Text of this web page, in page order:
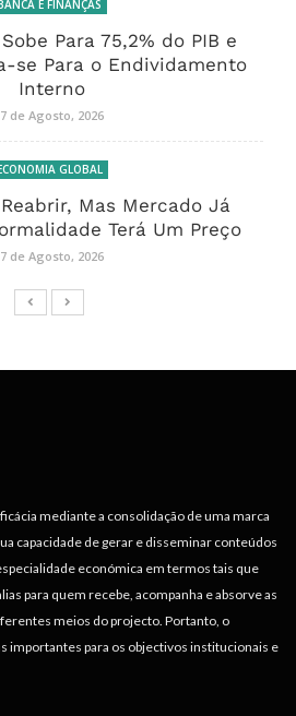
E FINANÇAS
Para 75,2% do PIB e
se Para o Endividamento
Interno
7 de Agosto, 2026
GLOBAL
Mas Mercado Já
Terá Um Preço
7 de Agosto, 2026
mediante a consolidação de uma marca
capacidade de gerar e disseminar conteúdos
económica em termos tais que
para quem recebe, acompanha e absorve as
meios do projecto. Portanto, o
importantes para os objectivos institucionais e